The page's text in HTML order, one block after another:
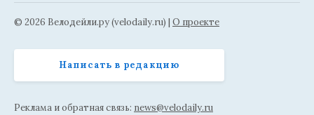
© 2026 Велодейли.ру (velodaily.ru) | О проекте
Написать в редакцию
Реклама и обратная связь: news@velodaily.ru